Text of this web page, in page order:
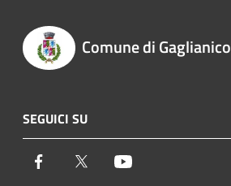
Comune di Gaglianico
SEGUICI SU
Facebook Twitter